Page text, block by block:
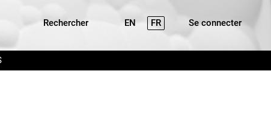
Se connecter
Rechercher EN FR